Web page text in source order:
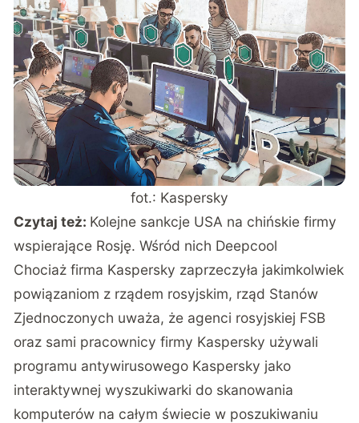
fot.: Kaspersky
Czytaj też: Kolejne sankcje USA na chińskie firmy
wspierające Rosję. Wśród nich Deepcool
Chociaż firma Kaspersky zaprzeczyła jakimkolwiek
powiązaniom z rządem rosyjskim, rząd Stanów
Zjednoczonych uważa, że agenci rosyjskiej FSB
oraz sami pracownicy firmy Kaspersky używali
programu antywirusowego Kaspersky jako
interaktywnej wyszukiwarki do skanowania
komputerów na całym świecie w poszukiwaniu